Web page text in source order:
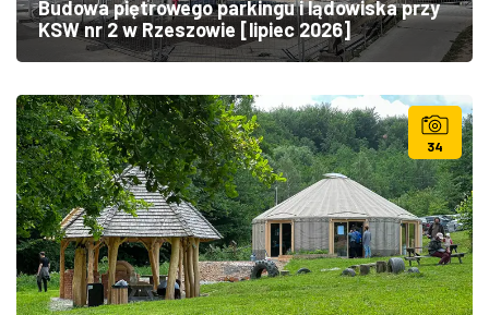
Budowa piętrowego parkingu i lądowiska przy
KSW nr 2 w Rzeszowie [lipiec 2026]
34